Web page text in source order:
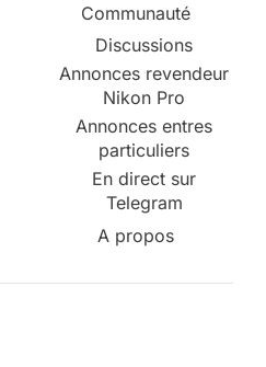
Communauté
Discussions
Annonces revendeur
Nikon Pro
Annonces entres
particuliers
En direct sur
Telegram
A propos